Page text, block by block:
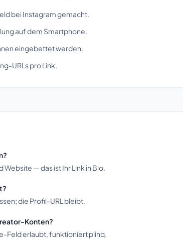
bei Instagram gemacht.
auf dem Smartphone.
eingebettet werden.
URLs pro Link.
— das ist Ihr Link in Bio.
die Profil-URL bleibt.
Konten?
Feld erlaubt, funktioniert plinq.